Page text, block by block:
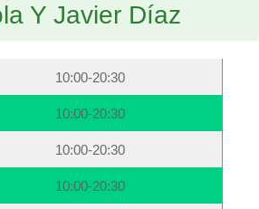
Y Javier Díaz
10:00-20:30
10:00-20:30
10:00-20:30
10:00-20:30